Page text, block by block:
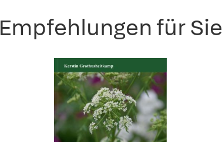
Empfehlungen für Sie